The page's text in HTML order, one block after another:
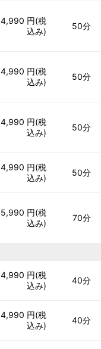
4,990 円(税
込み)
50分
4,990 円(税
込み)
50分
4,990 円(税
込み)
50分
4,990 円(税
込み)
50分
5,990 円(税
込み)
70分
4,990 円(税
込み)
40分
4,990 円(税
込み)
40分